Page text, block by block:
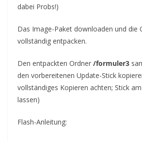
dabei Probs!)
Das Image-Paket downloaden und die
vollständig entpacken.
Den entpackten Ordner /formuler3
den vorbereitenen Update-Stick
vollständiges Kopieren achten; Stick
lassen)
Flash-Anleitung: